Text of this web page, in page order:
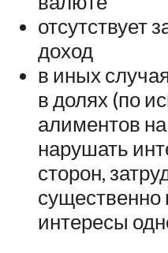
отсутствует
доход
в иных
в долях (по
алиментов
нарушать
сторон,
существенно
интересы